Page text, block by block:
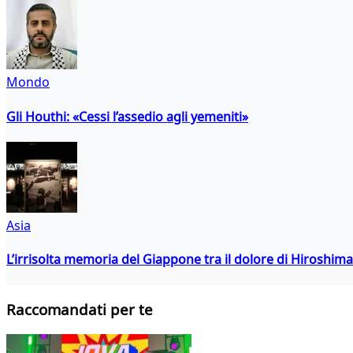
Mondo
Gli Houthi: «Cessi l’assedio agli yemeniti»
Asia
L’irrisolta memoria del Giappone tra il dolore di
Raccomandati per te